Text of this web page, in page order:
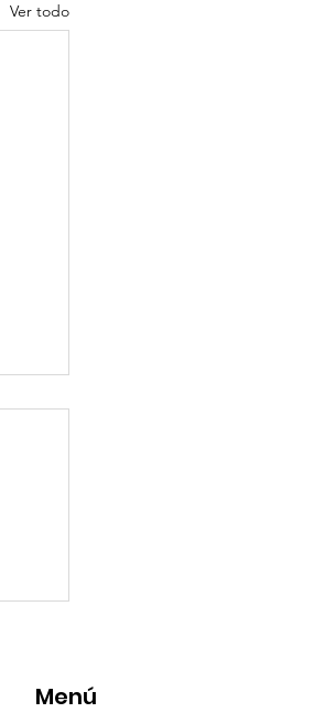
Ver todo
en
Menú